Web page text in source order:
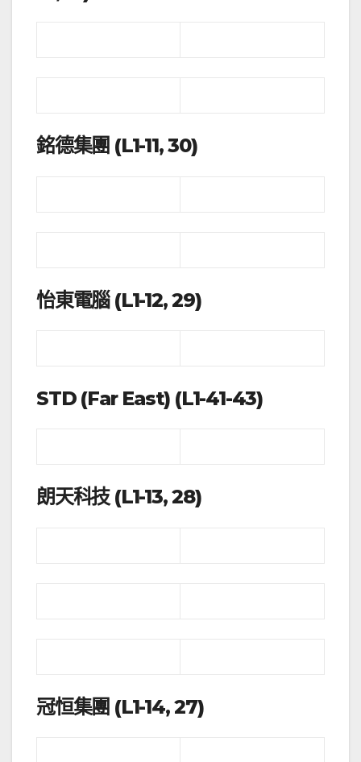
銘德集團 (L1-11, 30)
怡東電腦 (L1-12, 29)
STD (Far East) (L1-41-43)
朗天科技 (L1-13, 28)
冠恒集團 (L1-14, 27)